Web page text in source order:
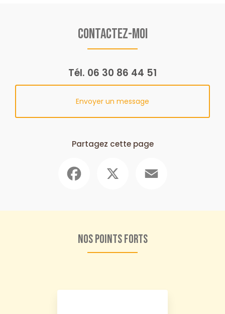
Contactez-moi
Tél. 06 30 86 44 51
Envoyer un message
Partagez cette page
Nos points forts